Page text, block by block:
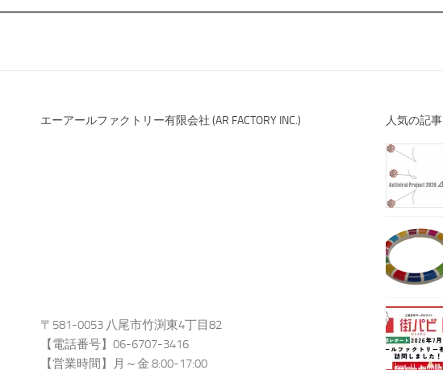
エーアールファクトリー有限会社 (AR FACTORY INC.)
〒581-0053 八尾市竹渕東4丁目82
【電話番号】06-6707-3416
【営業時間】月～金 8:00-17:00
人気の記事